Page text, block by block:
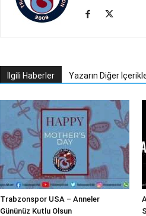
İlgili Haberler Yazarın Diğer
Trabzonspor USA – Anneler
Gününüz Kutlu Olsun